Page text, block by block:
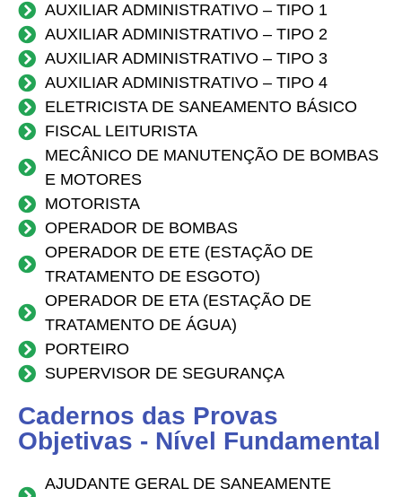
AUXILIAR ADMINISTRATIVO – TIPO 1
AUXILIAR ADMINISTRATIVO – TIPO 2
AUXILIAR ADMINISTRATIVO – TIPO 3
AUXILIAR ADMINISTRATIVO – TIPO 4
ELETRICISTA DE SANEAMENTO BÁSICO
FISCAL LEITURISTA
MECÂNICO DE MANUTENÇÃO DE BOMBAS
E MOTORES
MOTORISTA
OPERADOR DE BOMBAS
OPERADOR DE ETE (ESTAÇÃO DE
TRATAMENTO DE ESGOTO)
OPERADOR DE ETA (ESTAÇÃO DE
TRATAMENTO DE ÁGUA)
PORTEIRO
SUPERVISOR DE SEGURANÇA
Cadernos das Provas
Objetivas - Nível Fundamental
AJUDANTE GERAL DE SANEAMENTE